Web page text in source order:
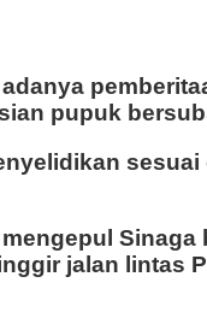
pupuk
jalan lintas